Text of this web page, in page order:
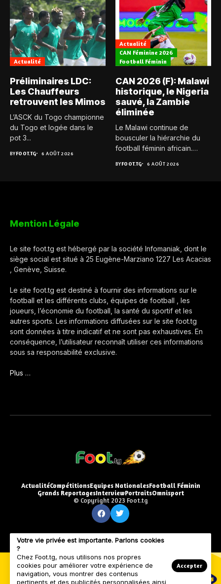
Actualité
Préliminaires LDC:
Les Chauffeurs
retrouvent les Mimos
L’ASCK du Togo championne
du Togo et logée dans le
pot 3...
BYFOOT.TG 6 AOÛT 2026
Actualité
CAN Féminine 2026
Football Féminin
CAN 2026 (F): Malawi
historique, le Nigeria
sauvé, la Zambie
éliminée
Le Malawi continue de
bousculer la hiérarchie du
football féminin africain.
BYFOOT.TG 6 AOÛT 2026
Mention Légale
Le site foot.tg est hébergé par la société Infomaniak, dont le
siège social est situé à 25 Eugène-Marziano 1227 Les Acacias
, Genève, Suisse.
Le site foot.tg est destiné à fournir des informations sur le
football et les différents clubs, équipes de football , les
joueurs, l’économie du football, la santé du sportif et les
autres sports. Les informations diffusées sur le site foot.tg
sont données à titre indicatif et ne sont pas exhaustives. En
conséquence, l’utilisateur reconnaît utiliser ces informations
sous sa responsabilité exclusive.
Plus …
ActualitéCompétitionsEquipes NationalesFootball Féminin
Grands ReportagesInterviewPortraitsOmnisport
© Copyright 2023 Foot.tg
Votre vie privée est importante. Parlons cookies
?
Chez Foot.tg, nous utilisons nos propres
cookies pour améliorer votre expérience de
navigation, vous montrer des contenus
pertinents et des publicités personnalisées ainsi
Accepter